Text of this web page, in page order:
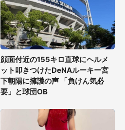
顔面付近の155キロ直球にヘルメ
ット叩きつけたDeNAルーキー宮
下朝陽に擁護の声 「負けん気必
要」と球団OB